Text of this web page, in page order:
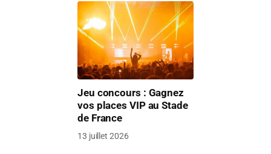
Jeu concours : Gagnez
vos places VIP au Stade
de France
13 juillet 2026